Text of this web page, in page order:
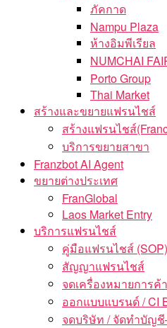
ภัคกาด
Nampu Plaza
ห้างอิมพีเรียล
NUMCHAI
Porto Group
Thai Market
สร้างและขยายแฟรนไชส์
สร้างแฟรนไชส์
บริการขยายสาขา
Franzbot AI Agent
ขยายต่างประเทศ
FranGlobal
Laos Market Entry
บริการแฟรนไชส์
คู่มือแฟรนไชส์ (SOP)
สัญญาแฟรนไชส์
จดเครื่องหมายการค้า
ออกแบบแบรนด์ / CI
จดบริษัท / จัดทำบัญ